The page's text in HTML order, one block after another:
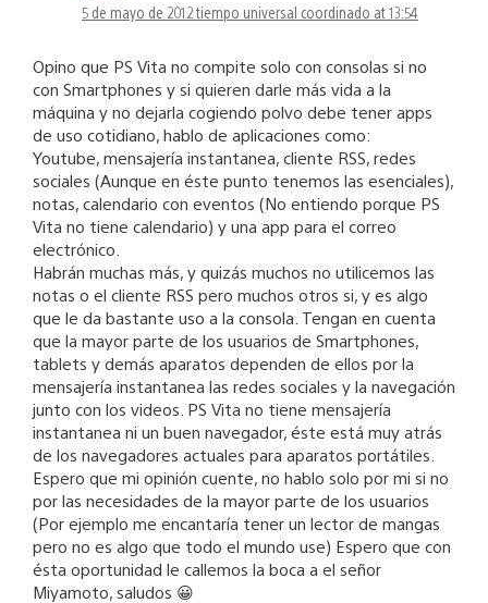
5 de mayo de 2012 tiempo universal coordinado at 13:54
Opino que PS Vita no compite solo con consolas si no
con Smartphones y si quieren darle más vida a la
máquina y no dejarla cogiendo polvo debe tener apps
de uso cotidiano, hablo de aplicaciones como:
Youtube, mensajería instantanea, cliente RSS, redes
sociales (Aunque en éste punto tenemos las esenciales),
notas, calendario con eventos (No entiendo porque PS
Vita no tiene calendario) y una app para el correo
electrónico.
Habrán muchas más, y quizás muchos no utilicemos las
notas o el cliente RSS pero muchos otros si, y es algo
que le da bastante uso a la consola. Tengan en cuenta
que la mayor parte de los usuarios de Smartphones,
tablets y demás aparatos dependen de ellos por la
mensajería instantanea las redes sociales y la navegación
junto con los videos. PS Vita no tiene mensajería
instantanea ni un buen navegador, éste está muy atrás
de los navegadores actuales para aparatos portátiles.
Espero que mi opinión cuente, no hablo solo por mi si no
por las necesidades de la mayor parte de los usuarios
(Por ejemplo me encantaría tener un lector de mangas
pero no es algo que todo el mundo use) Espero que con
ésta oportunidad le callemos la boca a el señor
Miyamoto, saludos 😀